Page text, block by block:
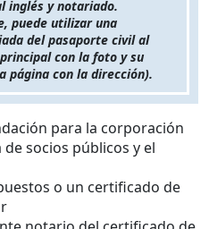
inglés y notariado.
puede utilizar una
del pasaporte civil al
con la foto y su
página con la dirección).
para la corporación
socios públicos y el
o un certificado de